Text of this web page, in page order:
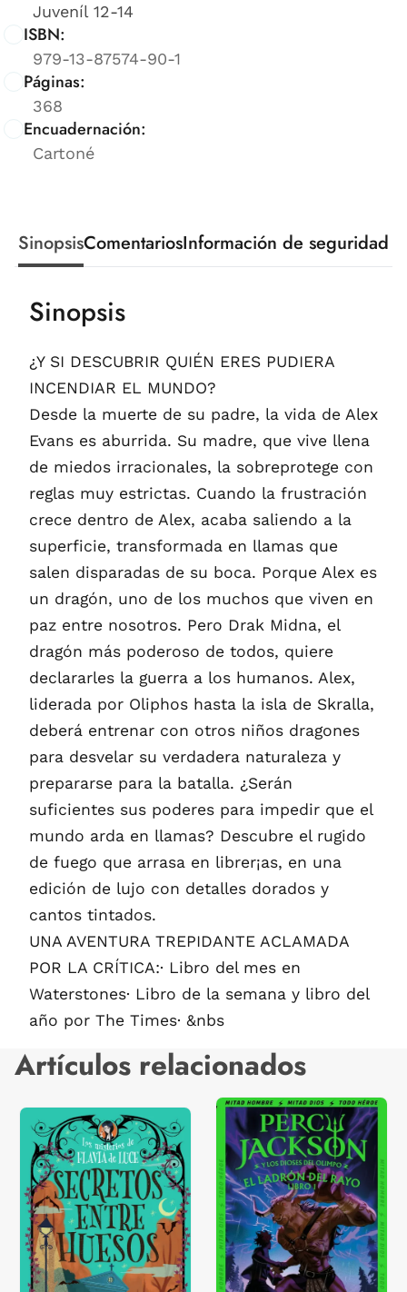
Juveníl 12-14
ISBN:
979-13-87574-90-1
Páginas:
368
Encuadernación:
Cartoné
SinopsisComentariosInformación de seguridad
Sinopsis
¿Y SI DESCUBRIR QUIÉN ERES PUDIERA
INCENDIAR EL MUNDO?
Desde la muerte de su padre, la vida de Alex
Evans es aburrida. Su madre, que vive llena
de miedos irracionales, la sobreprotege con
reglas muy estrictas. Cuando la frustración
crece dentro de Alex, acaba saliendo a la
superficie, transformada en llamas que
salen disparadas de su boca. Porque Alex es
un dragón, uno de los muchos que viven en
paz entre nosotros. Pero Drak Midna, el
dragón más poderoso de todos, quiere
declararles la guerra a los humanos. Alex,
liderada por Oliphos hasta la isla de Skralla,
deberá entrenar con otros niños dragones
para desvelar su verdadera naturaleza y
prepararse para la batalla. ¿Serán
suficientes sus poderes para impedir que el
mundo arda en llamas? Descubre el rugido
de fuego que arrasa en librer¡as, en una
edición de lujo con detalles dorados y
cantos tintados.
UNA AVENTURA TREPIDANTE ACLAMADA
POR LA CRÍTICA:· Libro del mes en
Waterstones· Libro de la semana y libro del
año por The Times· &nbs
Artículos relacionados